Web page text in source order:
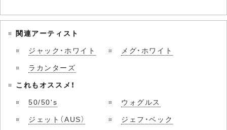
関連アーティスト
ジャック・ホワイト
メグ・ホワイト
ラカンターズ
これもオススメ！
50/50's
ウォグルス
ジェット（AUS）
ジェフ・ベック